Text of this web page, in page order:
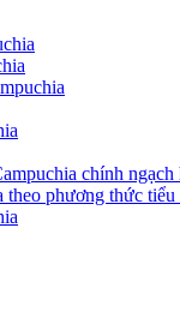
chính ngạch
phương thức tiểu